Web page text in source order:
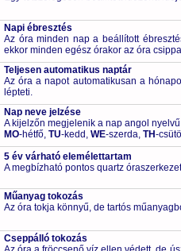
Napi ébresztés
Az óra minden nap a beállított
ekkor minden egész órakor az óra
Teljesen automatikus naptár
Az óra a napot automatikusan a
lépteti.
Nap neve jelzése
A kijelzőn megjelenik a nap angol
MO-hétfő, TU-kedd, WE-szerda, TH-
5 év várható elemélettartam
A megbízható pontos quartz
Műanyag tokozás
Az óra tokja könnyű, de tartós
Cseppálló tokozás